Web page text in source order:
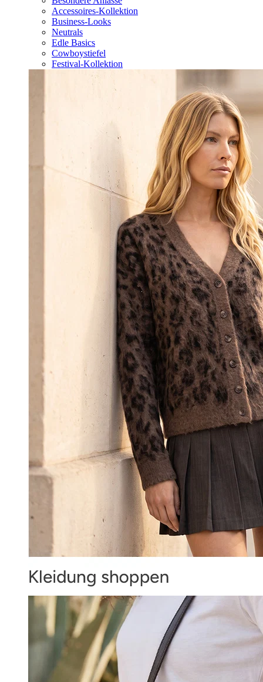
Accessoires-Kollektion
Business-Looks
Neutrals
Edle Basics
Cowboystiefel
Festival-Kollektion